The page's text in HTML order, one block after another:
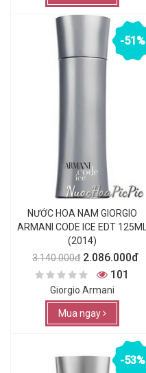
-51%
NƯỚC HOA NAM GIORGIO
ARMANI CODE ICE EDT 125ML
(2014)
3.140.000đ 2.086.000đ
101
Giorgio Armani
Mua ngay
-53%